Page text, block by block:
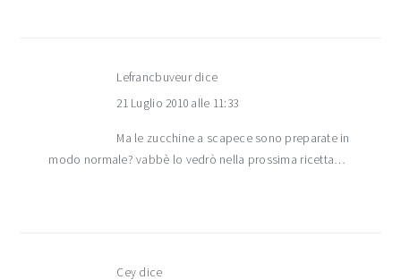
Lefrancbuveur dice
21 Luglio 2010 alle 11:33
Ma le zucchine a scapece sono preparate in
modo normale? vabbè lo vedrò nella prossima ricetta…
Cey dice